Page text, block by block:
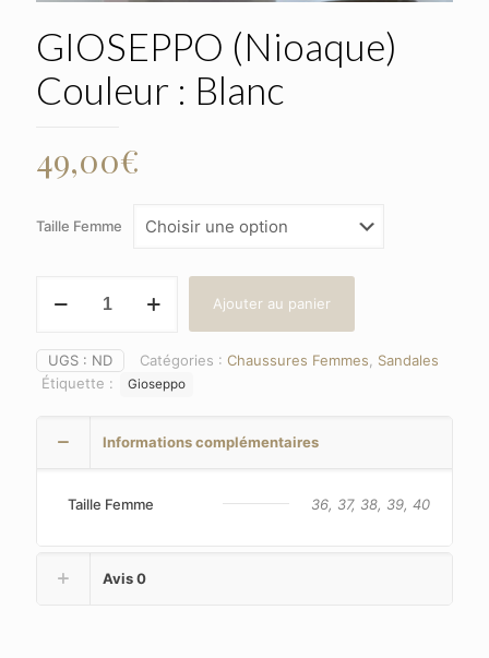
GIOSEPPO (Nioaque)
Couleur : Blanc
49,00€
Taille Femme
(Nioaque)
Couleur
Ajouter au panier
UGS : ND Catégories : Chaussures Femmes
Sandales
Étiquette :
Gioseppo
Informations complémentaires
Taille Femme 36, 37, 38, 39, 40
Avis0